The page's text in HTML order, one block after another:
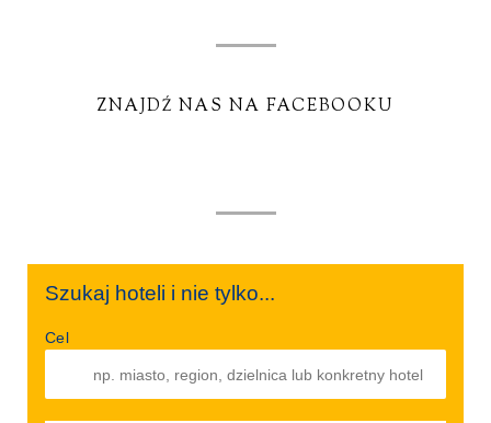
ZNAJDŹ NAS NA FACEBOOKU
Szukaj hoteli i nie tylko...
Cel